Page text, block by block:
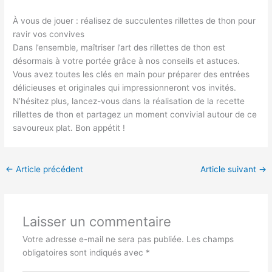
À vous de jouer : réalisez de succulentes rillettes de thon pour
ravir vos convives
Dans l’ensemble, maîtriser l’art des rillettes de thon est
désormais à votre portée grâce à nos conseils et astuces.
Vous avez toutes les clés en main pour préparer des entrées
délicieuses et originales qui impressionneront vos invités.
N’hésitez plus, lancez-vous dans la réalisation de la recette
rillettes de thon et partagez un moment convivial autour de ce
savoureux plat. Bon appétit !
← Article précédent Article suivant →
Laisser un commentaire
Votre adresse e-mail ne sera pas publiée. Les champs
obligatoires sont indiqués avec *